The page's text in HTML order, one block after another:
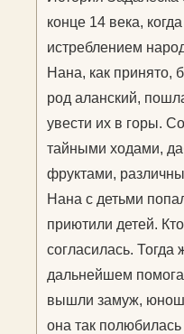
конце 14 века,
истреблением
Нана, как принято,
род аланский,
увести их в горы.
тайными ходами,
фруктами,
Нана с детьми
приютили детей.
согласилась.
дальнейшем
вышли замуж,
она так